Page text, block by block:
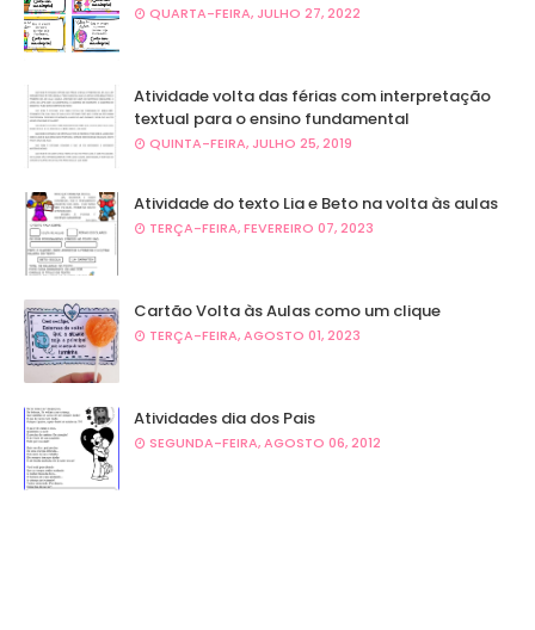
QUARTA-FEIRA, JULHO 27, 2022
Atividade volta das férias com interpretação
textual para o ensino fundamental
QUINTA-FEIRA, JULHO 25, 2019
Atividade do texto Lia e Beto na volta às aulas
TERÇA-FEIRA, FEVEREIRO 07, 2023
Cartão Volta às Aulas como um clique
TERÇA-FEIRA, AGOSTO 01, 2023
Atividades dia dos Pais
SEGUNDA-FEIRA, AGOSTO 06, 2012